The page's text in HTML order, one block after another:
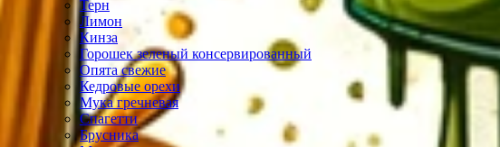
Терн
Лимон
Кинза
Горошек зеленый консервированный
Опята свежие
Кедровые орехи
Мука гречневая
Спагетти
Брусника